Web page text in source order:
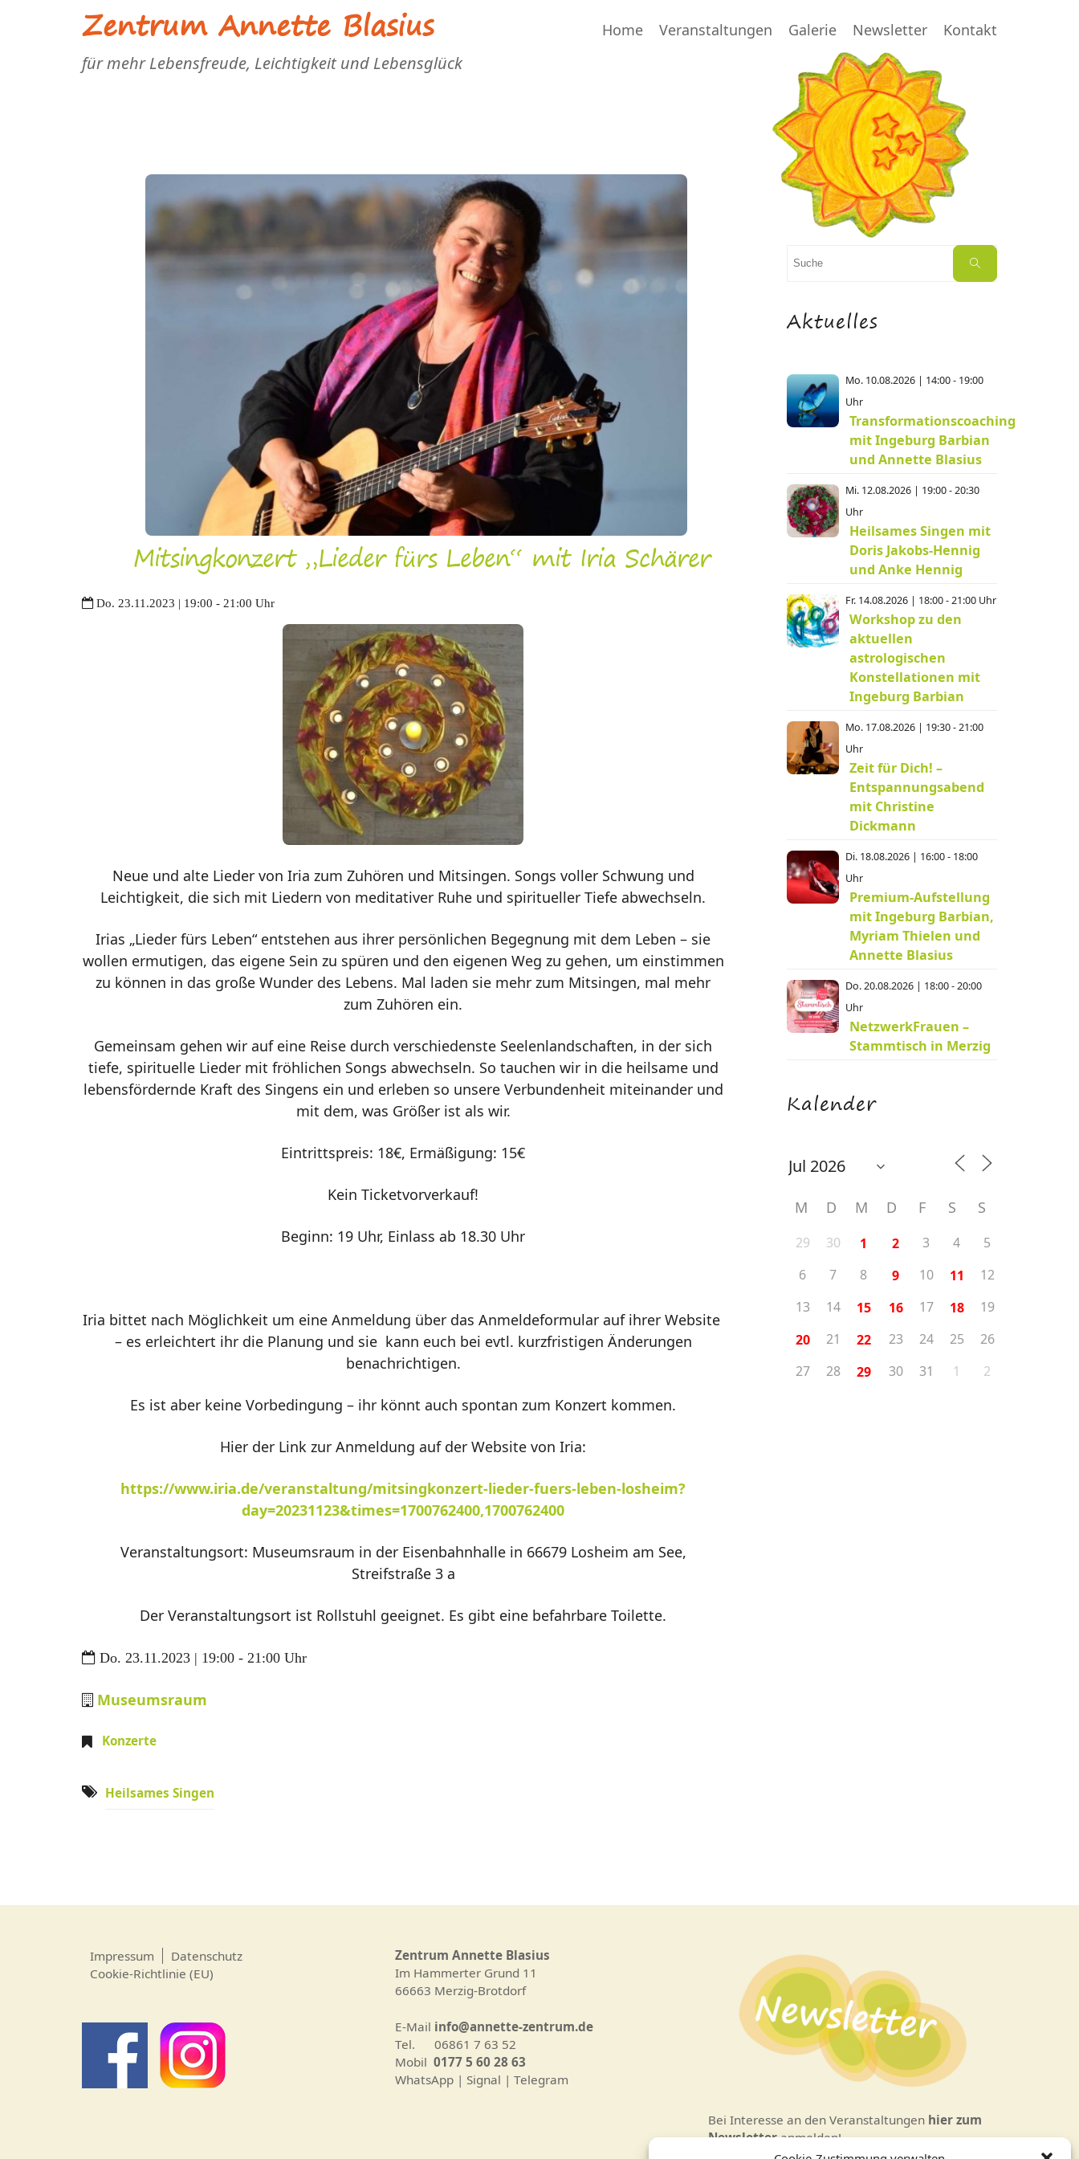
Zentrum Annette Blasius
für mehr Lebensfreude, Leichtigkeit und Lebensglück
Home Veranstaltungen Galerie Newsletter Kontakt
Mitsingkonzert „Lieder fürs Leben“ mit Iria Schärer
Do. 23.11.2023 | 19:00 - 21:00 Uhr
Neue und alte Lieder von Iria zum Zuhören und Mitsingen. Songs voller Schwung und
Leichtigkeit, die sich mit Liedern von meditativer Ruhe und spiritueller Tiefe abwechseln.
Irias „Lieder fürs Leben“ entstehen aus ihrer persönlichen Begegnung mit dem Leben – sie
wollen ermutigen, das eigene Sein zu spüren und den eigenen Weg zu gehen, um einstimmen
zu können in das große Wunder des Lebens. Mal laden sie mehr zum Mitsingen, mal mehr
zum Zuhören ein.
Gemeinsam gehen wir auf eine Reise durch verschiedenste Seelenlandschaften, in der sich
tiefe, spirituelle Lieder mit fröhlichen Songs abwechseln. So tauchen wir in die heilsame und
lebensfördernde Kraft des Singens ein und erleben so unsere Verbundenheit miteinander und
mit dem, was Größer ist als wir.
Eintrittspreis: 18€, Ermäßigung: 15€
Kein Ticketvorverkauf!
Beginn: 19 Uhr, Einlass ab 18.30 Uhr
Iria bittet nach Möglichkeit um eine Anmeldung über das Anmeldeformular auf ihrer Website
– es erleichtert ihr die Planung und sie kann euch bei evtl. kurzfristigen Änderungen
benachrichtigen.
Es ist aber keine Vorbedingung – ihr könnt auch spontan zum Konzert kommen.
Hier der Link zur Anmeldung auf der Website von Iria:
https://www.iria.de/veranstaltung/mitsingkonzert-lieder-fuers-leben-losheim?
day=20231123&times=1700762400,1700762400
Veranstaltungsort: Museumsraum in der Eisenbahnhalle in 66679 Losheim am See,
Streifstraße 3 a
Der Veranstaltungsort ist Rollstuhl geeignet. Es gibt eine befahrbare Toilette.
Do. 23.11.2023 | 19:00 - 21:00 Uhr
Museumsraum
Konzerte
Heilsames Singen
Suchen
Suche
Aktuelles
Mo. 10.08.2026 | 14:00 - 19:00
Uhr
Transformationscoaching
mit Ingeburg Barbian
und Annette Blasius
Mi. 12.08.2026 | 19:00 - 20:30
Uhr
Heilsames Singen mit
Doris Jakobs-Hennig
und Anke Hennig
Fr. 14.08.2026 | 18:00 - 21:00 Uhr
Workshop zu den
aktuellen
astrologischen
Konstellationen mit
Ingeburg Barbian
Mo. 17.08.2026 | 19:30 - 21:00
Uhr
Zeit für Dich! –
Entspannungsabend
mit Christine
Dickmann
Di. 18.08.2026 | 16:00 - 18:00
Uhr
Premium-Aufstellung
mit Ingeburg Barbian,
Myriam Thielen und
Annette Blasius
Do. 20.08.2026 | 18:00 - 20:00
Uhr
NetzwerkFrauen –
Stammtisch in Merzig
Kalender
M D M D F S S
29 30 1 2 3 4
5
6
7 8 9 10 11
12
13
14 15 16 17 18
19
20
21 22 23 24 25
26
27
28 29 30 31 1 2
Impressum
Datenschutz
Cookie-Richtlinie (EU)
Zentrum Annette Blasius
Im Hammerter Grund 11
66663 Merzig-Brotdorf
E-Mail info@annette-zentrum.de
Tel. 06861 7 63 52
Mobil 0177 5 60 28 63
WhatsApp | Signal | Telegram
Bei Interesse an den Veranstaltungen hier zum
Newsletteranmelden!